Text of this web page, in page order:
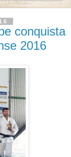
conquista
2016